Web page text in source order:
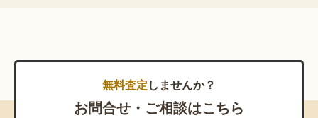
無料査定しませんか？
お問合せ・ご相談はこちら